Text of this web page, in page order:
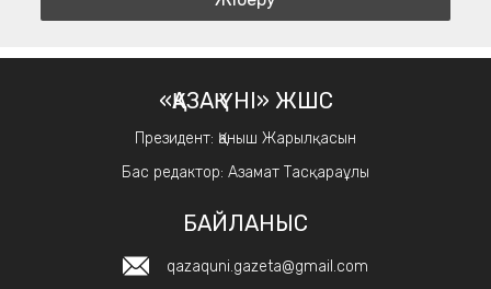
«ҚАЗАҚ ҮНІ» ЖШС
Президент: Қаныш Жарылқасын
Бас редактор: Азамат Тасқараұлы
БАЙЛАНЫС
qazaquni.gazeta@gmail.com